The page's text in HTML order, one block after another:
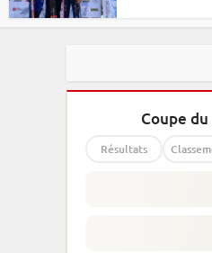
Coupe
Résultats